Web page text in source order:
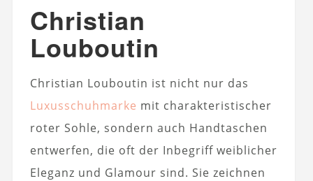
Christian
Louboutin
Christian Louboutin ist nicht nur das
Luxusschuhmarke mit charakteristischer
roter Sohle, sondern auch Handtaschen
entwerfen, die oft der Inbegriff weiblicher
Eleganz und Glamour sind. Sie zeichnen